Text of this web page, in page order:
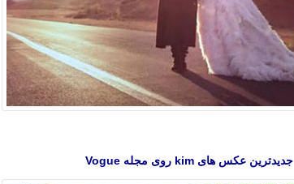
جدیدترین عکس های kim روی مجله Vogue